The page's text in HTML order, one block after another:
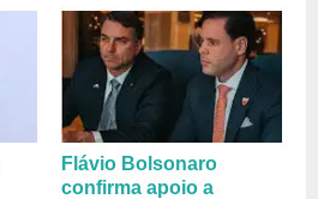
Flávio Bolsonaro
confirma apoio a